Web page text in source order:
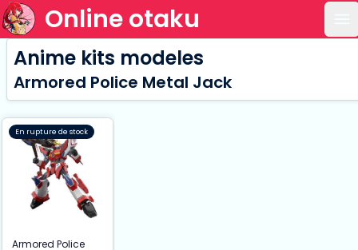
Online otaku
Anime kits modeles
Armored Police Metal Jack
En rupture de stock
Armored Police